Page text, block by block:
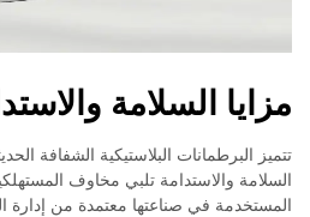
مزايا السلامة
تتميز البرطمانات البلاستيكية الشفافة
السلامة والاستدامة تلبي مخاوف